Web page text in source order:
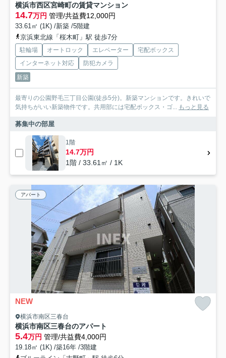
横浜市西区宮崎町の賃貸マンション
14.7万円 管理/共益費12,000円
33.61㎡ (1K) /新築 /5階建
京浜東北線「桜木町」駅 徒歩7分
駐輪場 オートロック エレベーター
宅配ボックス
インターネット対応
防犯カメラ
新築
最寄りの公園野毛三丁目公園(徒歩5分)。新築マンションです。きれいで
気持ちがいい新築物件です。共用部には宅配ボックス・ゴ... もっと見る
募集中の部屋
1階
14.7万円
1階 / 33.61㎡ / 1K
アパート
NEW
横浜市南区三春台
横浜市南区三春台のアパート
5.4万円 管理/共益費4,000円
19.18㎡ (1K) /築16年 /3階建